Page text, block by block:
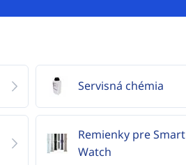
Servisná chémia
Remienky pre Smart
Watch